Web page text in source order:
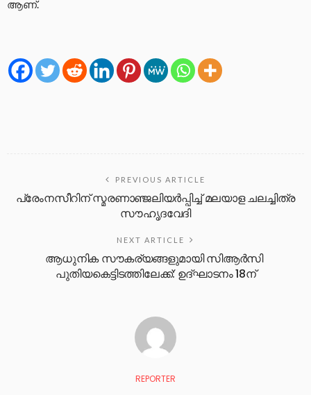
ആണ്.
PREVIOUS ARTICLE
പ്രേംനസീറിന് സ്മരണാഞ്ജലിയർപ്പിച്ച് മലയാള ചലച്ചിത്ര
സൗഹൃദവേദി
NEXT ARTICLE
ആധുനിക സൗകര്യങ്ങളുമായി സിആര്‍സി
പുതിയകെട്ടിടത്തിലേക്ക്: ഉദ്ഘാടനം 18ന്
REPORTER